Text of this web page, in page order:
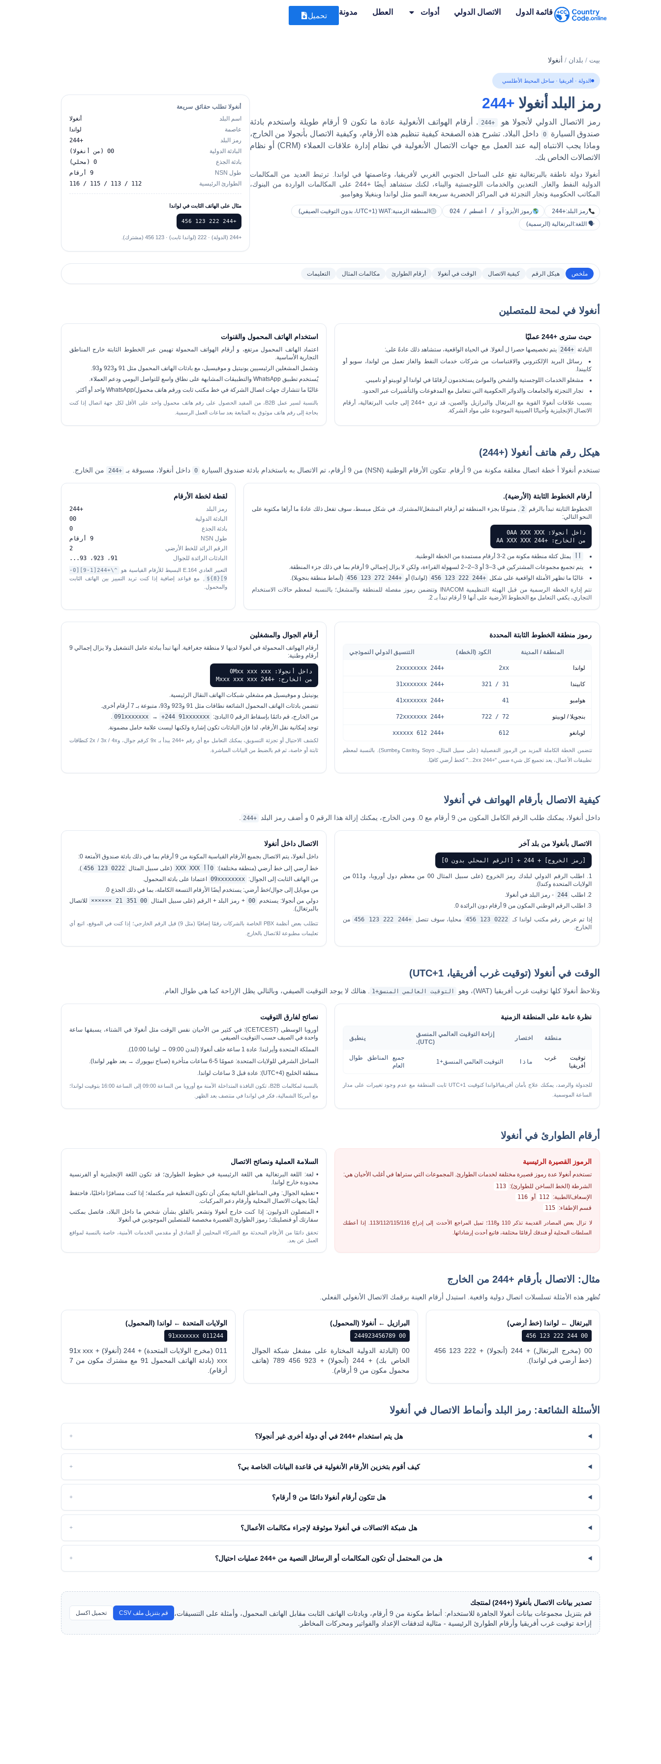
قائمة الدول الاتصال الدولي أدوات العطل مدونة تحميل
بيت / بلدان / أنغولا
الدولة · أفريقيا · ساحل المحيط الأطلسي
رمز البلد أنغولا +244
رمز الاتصال الدولي لأنجولا هو +244 . أرقام الهواتف الأنغولية عادة ما تكون 9 أرقام طويلة
واستخدم بادئة
صندوق السيارة
0
داخل البلاد. تشرح هذه الصفحة كيفية تنظيم هذه الأرقام، وكيفية الاتصال بأنجولا من الخارج،
وماذا يجب الانتباه إليه عند العمل مع جهات الاتصال الأنغولية في نظام إدارة علاقات العملاء (CRM) أو نظام
الاتصالات الخاص بك.
أنغولا دولة ناطقة بالبرتغالية تقع على الساحل الجنوبي الغربي لأفريقيا، وعاصمتها في لواندا . ترتبط العديد من المكالمات
الدولية النفط والغاز, التعدين والخدمات اللوجستية والبناء
، لكنك ستشاهد أيضًا +244 على المكالمات الواردة من البنوك،
المكاتب الحكومية وتجار التجزئة في المراكز الحضرية سريعة النمو مثل لواندا وبنغيلا وهوامبو.
رمز البلد:+244 رموز الأيزو: آو / أغسطس / 024 المنطقة الزمنية:WAT (UTC+1، بدون التوقيت الصيفي)
🗣 اللغة: البرتغالية (الرسمية)
أنغولا تطلب حقائق سريعة
اسم البلد
أنغولا
عاصمة
لواندا
رمز البلد
+244
البادئة الدولية
00 (من أنغولا)
بادئة الجذع
0 (محلي)
طول NSN
9 أرقام
الطوارئ الرئيسية
112 / 113 / 115 / 116
مثال على الهاتف الثابت في لواندا
+244 222 123 456
+244 (الدولة) · 222 (لواندا ثابت) · 123 456 (مشترك).
ملخص هيكل الرقم كيفية الاتصال الوقت في أنغولا أرقام الطوارئ مكالمات المثال التعليمات
أنغولا في لمحة للمتصلين
حيث سترى +244 عمليًا
البادئة +244 يتم تخصيصها حصرا ل أنغولا. في الحياة الواقعية، ستشاهد ذلك عادةً على:
رسائل البريد الإلكتروني والاقتباسات من شركات خدمات النفط والغاز تعمل من لواندا، سويو أو
كابيندا.
مشغلو الخدمات اللوجستية والشحن والموانئ يستخدمون أرقامًا في لواندا أو لوبيتو أو ناميبي.
تجار التجزئة والجامعات والدوائر الحكومية التي تتعامل مع المدفوعات والتأشيرات عبر الحدود.
بسبب علاقات أنغولا القوية مع البرتغال والبرازيل والصين، قد ترى +244 إلى جانب البرتغالية، أرقام
الاتصال الإنجليزية وأحيانًا الصينية الموجودة على مواد الشركة.
استخدام الهاتف المحمول والقنوات
اعتماد الهاتف المحمول مرتفع، و أرقام الهواتف المحمولة تهيمن عبر الخطوط الثابتة خارج المناطق
التجارية الأساسية.
وتشمل المشغلين الرئيسيين يونيتيل و موفيسيل، مع بادئات الهاتف المحمول مثل 91 و923 و93.
يُستخدم تطبيق WhatsApp والتطبيقات المشابهة على نطاق واسع للتواصل اليومي ودعم العملاء.
غالبًا ما تتشارك جهات اتصال الشركة في خط مكتب ثابت ورقم هاتف محمول/WhatsApp واحد أو أكثر.
بالنسبة لسير عمل B2B، من المفيد الحصول على رقم هاتف محمول واحد على الأقل لكل جهة اتصال إذا كنت
بحاجة إلى رقم هاتف موثوق به المتابعة بعد ساعات العمل الرسمية.
هيكل رقم هاتف أنغولا (+244)
تستخدم أنغولا أ خطة اتصال مغلقة مكونة من 9 أرقام . تتكون الأرقام الوطنية (NSN) من 9 أرقام، تم الاتصال به باستخدام بادئة صندوق السيارة 0 داخل أنغولا، مسبوقة بـ +244 من الخارج.
أرقام الخطوط الثابتة (الأرضية).
الخطوط الثابتة تبدأ بالرقم 2 , متبوعًا بجزء المنطقة ثم أرقام المشغل/المشترك. في شكل مبسط، سوف تفعل ذلك عادةً ما أراها مكتوبة على
النحو التالي:
داخل أنجولا: 0AA XXX XXX
من الخارج: +244 AA XXX XXX
يمثل كتلة منطقة مكونة من 2-3 أرقام مستمدة من الخطة الوطنية.
يتم تجميع مجموعات المشتركين في 3–3 أو 3–2–2 لسهولة القراءة، ولكن لا يزال إجمالي 9 أرقام بما في ذلك جزء المنطقة.
غالبًا ما تظهر الأمثلة الواقعية على شكل +244 222 123 456 (لواندا) أو +244 272 123 456
(أنماط منطقة بنجويلا).
تتم إدارة الخطة الرسمية من قبل الهيئة التنظيمية INACOM وتتضمن رموز مفصلة للمنطقة والمشغل؛ بالنسبة لمعظم حالات الاستخدام
التجاري، يكفي التعامل مع الخطوط الأرضية على أنها 9 أرقام تبدأ بـ 2.
لقطة لخطة الأرقام
رمز البلد
+244
البادئة الدولية
00
بادئة الجذع
0
طول NSN
9 أرقام
الرقم الرائد للخط الأرضي
2
البادئات الرائدة للجوال
91، 923، 93...
التعبير العادي E.164 البسيط للأرقام القياسية هو
^\+244[1-9][0-
9]{8}$
, مع قواعد إضافية إذا كنت تريد التمييز بين الهاتف الثابت
والمحمول.
رموز منطقة الخطوط الثابتة المحددة
المنطقة / المدينة الكود (الخطة) التنسيق الدولي النموذجي
لواندا 2xx
+244 2xxxxxxxx
كابيندا 31 / 321
+244 31xxxxxxx
هوامبو 41
+244 41xxxxxxx
بنجويلا / لوبيتو 72 / 722
+244 72xxxxxxx
لوبانغو 612
+244 612 xxxxxx
تتضمن الخطة الكاملة المزيد من الرموز التفصيلية (على سبيل المثال، Soyo وCaxito وSumbe). بالنسبة لمعظم
تطبيقات الأعمال، يعد تجميع كل شيء ضمن "+244 2xx..." كخط أرضي كافيًا.
أرقام الجوال والمشغلين
أرقام الهواتف المحمولة في أنغولا لديها لا منطقة جغرافية
. أنها تبدأ ببادئة عامل التشغيل ولا يزال إجمالي 9
أرقام وطنية:
داخل أنجولا: 0Mxx xxx xxx
من الخارج: +244 Mxxx xxx xxx
يونيتيل و موفيسيل هم مشغلي شبكات الهاتف النقال الرئيسية.
تتضمن بادئات الهاتف المحمول الشائعة نطاقات مثل 91 و923 و93، متبوعة بـ 7 أرقام أخرى.
من الخارج، قم دائمًا بإسقاط الرقم 0 البادئ:
091xxxxxxx → +244 91xxxxxxx
.
توجد إمكانية نقل الأرقام، لذا فإن البادئات تكون إشارة ولكنها ليست علامة حامل مضمونة.
لكشف الاحتيال أو تجزئة التسويق، يمكنك التعامل مع أي رقم +244 يبدأ بـ 9x كرقم جوال، و2x / 3x / 4x كنطاقات
ثابتة أو خاصة، ثم قم بالضبط من البيانات المباشرة.
كيفية الاتصال بأرقام الهواتف في أنغولا
داخل أنغولا، يمكنك طلب الرقم الكامل المكون من 9 أرقام مع 0. ومن الخارج، يمكنك إزالة هذا الرقم 0 و أضف رمز البلد +244
الاتصال بأنغولا من بلد آخر
[رمز الخروج] + 244 + [الرقم المحلي بدون 0]
اطلب الرقم الدولي لبلدك رمز الخروج
(على سبيل المثال 00 من معظم دول أوروبا، و011 من
الولايات المتحدة وكندا).
اطلب 244 - رمز البلد في أنغولا.
اطلب الرقم الوطني المكون من 9 أرقام
دون الرائدة 0
.
إذا تم عرض رقم مكتب لواندا كـ
0222 123 456 محليا، سوف تتصل +244 222 123 456
من
الخارج.
الاتصال داخل أنغولا
داخل أنغولا، يتم الاتصال بجميع الأرقام القياسية المكونة من 9 أرقام بما في ذلك بادئة صندوق الأمتعة 0:
خط أرضي إلى خط أرضي (منطقة مختلفة): 0أأ XXX XXX (على سبيل المثال 0222 123 456
).
من الهاتف الثابت إلى الجوال: 09xxxxxxxx
اعتمادا على بادئة المحمول.
من موبايل إلى جوال/خط أرضي: يستخدم أيضًا الأرقام التسعة الكاملة، بما في ذلك الجذع 0.
دولي من أنجولا: يستخدم 00 + رمز البلد + الرقم (على سبيل المثال 00 351 21 ××××××
للاتصال
بالبرتغال).
تتطلب بعض أنظمة PBX الخاصة بالشركات رقمًا إضافيًا (مثل 9) قبل الرقم الخارجي؛ إذا كنت في الموقع، اتبع أي
تعليمات مطبوعة للاتصال بالخارج.
الوقت في أنغولا (توقيت غرب أفريقيا، UTC+1)
وتلاحظ أنغولا كلها توقيت غرب أفريقيا (WAT) ، وهو التوقيت العالمي المنسق+1 . هنالك لا يوجد التوقيت الصيفي، وبالتالي يظل الإزاحة كما هي طوال العام.
نظرة عامة على المنطقة الزمنية
منطقة اختصار
إزاحة التوقيت العالمي المنسق
(UTC).
ينطبق
توقيت غرب
أفريقيا
ماذا التوقيت العالمي المنسق+1
جميع المناطق طوال
العام
للجدولة والرصد، يمكنك علاج بأمان أفريقيا/لواندا
كتوقيت UTC+1 ثابت المنطقة مع عدم وجود تغييرات على مدار
الساعة الموسمية.
نصائح لفارق التوقيت
أوروبا الوسطى (CET/CEST): في كثير من الأحيان نفس الوقتمثل أنغولا في الشتاء، يسبقها ساعة
واحدة في الصيف حسب التوقيت الصيفي.
المملكة المتحدة وأيرلندا: عادة 1 ساعة خلف
أنغولا (لندن 09:00 → لواندا 10:00).
الساحل الشرقي للولايات المتحدة: عمومًا 5-6 ساعات متأخرة
(صباح نيويورك → بعد ظهر لواندا).
منطقة الخليج (UTC+4):
عادة قبل 3 ساعات لواندا.
بالنسبة لمكالمات B2B، تكون النافذة المتداخلة الآمنة مع أوروبا من الساعة 09:00 إلى الساعة 16:00 بتوقيت لواندا؛
مع أمريكا الشمالية، فكر في لواندا في منتصف بعد الظهر.
أرقام الطوارئ في أنغولا
الرموز القصيرة الرئيسية
تستخدم أنغولا عدة رموز قصيرة مختلفة لخدمات الطوارئ. المجموعات التي ستراها في أغلب الأحيان هي:
الشرطة (الخط الساخن للطوارئ): 113
الإسعاف/الطبية: 112 أو 116
قسم الإطفاء: 115
لا تزال بعض المصادر القديمة تذكر 110 و118؛ تميل المراجع الأحدث إلى إدراج 113/112/115/116. إذا أعطتك
السلطات المحلية أو فندقك أرقامًا مختلفة، فاتبع أحدث إرشاداتها.
السلامة العملية ونصائح الاتصال
• لغة:
اللغة البرتغالية هي اللغة الرئيسية في خطوط الطوارئ؛ قد تكون اللغة الإنجليزية أو الفرنسية
محدودة خارج لواندا.
•تغطية الجوال: وفي المناطق النائية يمكن أن تكون التغطية غير مكتملة؛ إذا كنت مسافرًا داخليًا، فاحتفظ
أيضًا بجهات الاتصال المحلية وأرقام دعم المركبات.
•
المتصلون الدوليون: إذا كنت خارج أنغولا وتشعر بالقلق بشأن شخص ما داخل البلاد، فاتصل بمكتب
سفارتك أو قنصليتك؛ رموز الطوارئ القصيرة مخصصة للمتصلين الموجودين في أنغولا.
تحقق دائمًا من الأرقام المحدثة مع الشركاء المحليين أو الفنادق أو مقدمي الخدمات الأمنية، خاصة بالنسبة لمواقع
العمل عن بعد.
مثال: الاتصال بأرقام +244 من الخارج
تُظهر هذه الأمثلة تسلسلات اتصال دولية واقعية. استبدل أرقام العينة برقمك الاتصال الأنغولي الفعلي.
البرتغال ← لواندا (خط أرضي)
00 244 222 123 456
00 (مخرج البرتغال) + 244 (أنجولا) + 222 123 456
(خط أرضي في لواندا).
البرازيل ← أنغولا (المحمول)
00 244923456789
00 (البادئة الدولية المختارة على مشغل شبكة الجوال
الخاص بك) + 244 (أنجولا) + 923 456 789 (هاتف
محمول مكون من 9 أرقام).
الولايات المتحدة ← لواندا (المحمول)
011244 91xxxxxxx
011 (مخرج الولايات المتحدة) + 244 (أنغولا) + 91x xxx
xxx (بادئة الهاتف المحمول 91 مع مشترك مكون من 7
أرقام).
الأسئلة الشائعة: رمز البلد وأنماط الاتصال في أنغولا
هل يتم استخدام +244 في أي دولة أخرى غير أنجولا؟ +
كيف أقوم بتخزين الأرقام الأنغولية في قاعدة البيانات الخاصة بي؟ +
هل تتكون أرقام أنغولا دائمًا من 9 أرقام؟ +
هل شبكة الاتصالات في أنغولا موثوقة لإجراء مكالمات الأعمال؟ +
هل من المحتمل أن تكون المكالمات أو الرسائل النصية من +244 عمليات احتيال؟ +
تصدير بيانات الاتصال بأنغولا (+244) لمنتجك
قم بتنزيل مجموعات بيانات أنغولا الجاهزة للاستخدام: أنماط مكونة من 9 أرقام، وبادئات الهاتف الثابت مقابل الهاتف المحمول، وأمثلة على التنسيقات،
إزاحة توقيت غرب أفريقيا وأرقام الطوارئ الرئيسية - مثالية لتدفقات الإعداد والفواتير ومحركات المخاطر.
قم بتنزيل ملف CSV تحميل اكسل